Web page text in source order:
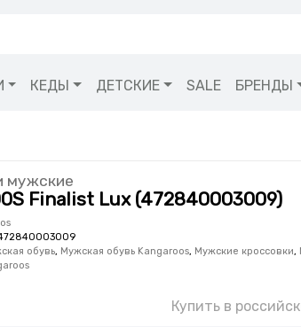
КЕДЫ ДЕТСКИЕ SALE БРЕНДЫ
мужские
Finalist Lux (472840003009)
обувь, Мужская обувь Kangaroos, Мужские кроссовки,
Купить в